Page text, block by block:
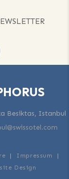
Besiktas, Istanbul
| Impressum
|
Design